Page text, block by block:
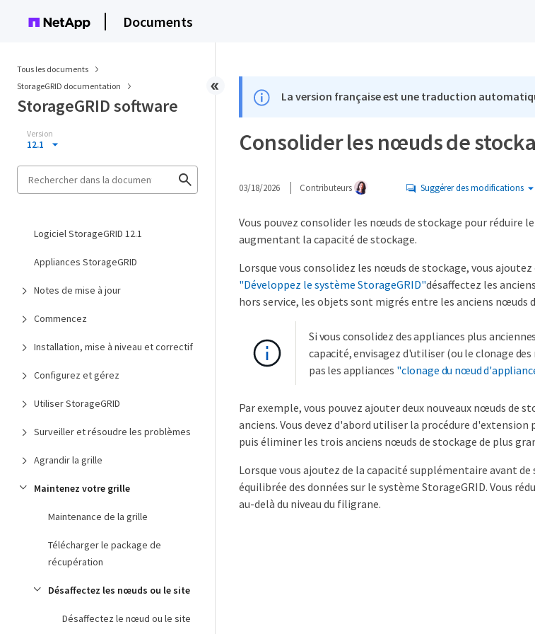
Documents
Tous les documents
StorageGRID documentation
StorageGRID software
Version
12.1
Logiciel StorageGRID 12.1
Appliances StorageGRID
Notes de mise à jour
Commencez
Installation, mise à niveau et correctif
Configurez et gérez
Utiliser StorageGRID
Surveiller et résoudre les problèmes
Agrandir la grille
Maintenez votre grille
Maintenance de la grille
Télécharger le package de
récupération
Désaffectez les nœuds ou le site
Désaffectez le nœud ou le site
La version française est une traduction
Consolider les nœuds de
03/18/2026 Contributeurs Suggérer des modifications
Vous pouvez consolider les nœuds de stockage pour réduire
augmentant la capacité de stockage.
Lorsque vous consolidez les nœuds de stockage, vous
"Développez le système StorageGRID"désaffectez les
hors service, les objets sont migrés entre les anciens nœuds
Si vous consolidez des appliances plus
capacité, envisagez d'utiliser (ou le clonage
pas les appliances "clonage du nœud
Par exemple, vous pouvez ajouter deux nouveaux nœuds de
anciens. Vous devez d'abord utiliser la procédure
puis éliminer les trois anciens nœuds de stockage de plus
Lorsque vous ajoutez de la capacité supplémentaire avant
équilibrée des données sur le système StorageGRID. Vous
au-delà du niveau du filigrane.